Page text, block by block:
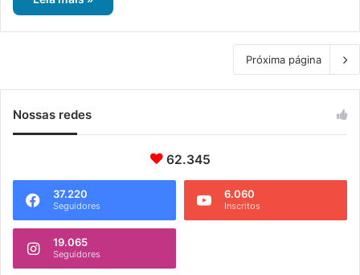
Próxima página
Nossas redes
62.345
37.220
Seguidores
6.060
Inscritos
19.065
Seguidores